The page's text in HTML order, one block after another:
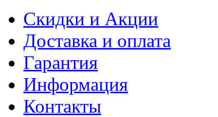
Скидки и Акции
Доставка и оплата
Гарантия
Информация
Контакты